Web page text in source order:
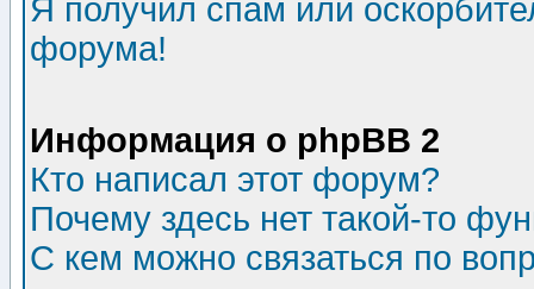
Я получил спам или
форума!
Информация о phpBB 2
Кто написал этот форум?
Почему здесь нет такой-то
С кем можно связаться по